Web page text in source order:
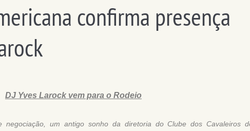
confirma presença
DJ Yves Larock vem para o Rodeio
negociação, um antigo sonho da diretoria do Clube dos Cavaleiros